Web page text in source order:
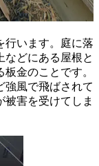
います。庭に落
などにある屋根と
金のことです。
強風で飛ばされて
被害を受けてしま